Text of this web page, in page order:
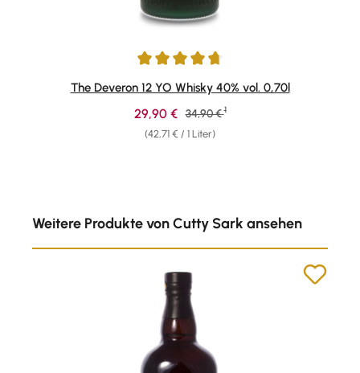
Durchschnittliche Bewertung von 4.86 von 5 Sternen
The Deveron 12 YO Whisky 40% vol. 0,70l
(42,71 € / 1 Liter)
Verkaufspreis:
29,90 € Regulärer Preis:
34,90 € 1
Weitere Produkte von Cutty Sark ansehen